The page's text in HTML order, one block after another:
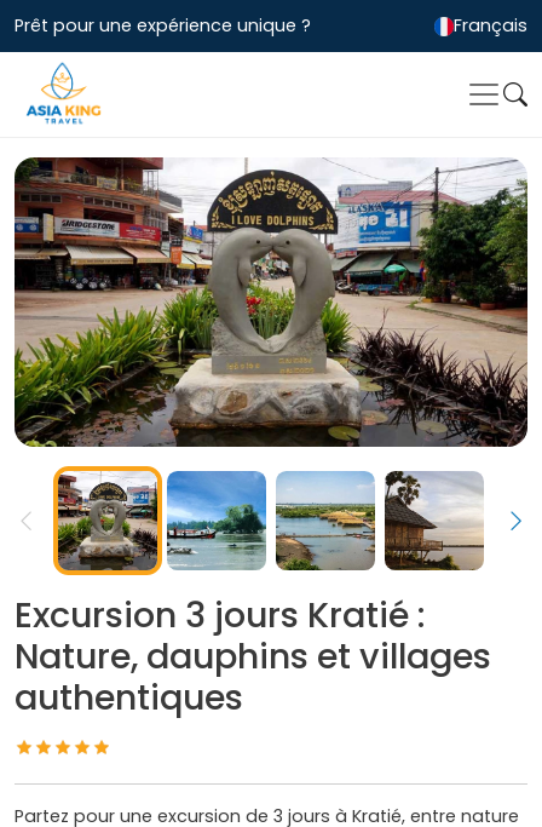
Prêt pour une expérience unique ? Français
Excursion 3 jours Kratié :
Nature, dauphins et villages
authentiques
Partez pour une excursion de 3 jours à Kratié, entre nature